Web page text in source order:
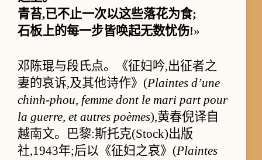
青苔,已不止一次以这些落花为食;
石板上的每一步皆唤起无数忧伤!»
邓陈琨与段氏点。《征妇吟,出征者之
妻的哀诉,及其他诗作》(Plaintes d’une
chinh-phou, femme dont le mari part pour
la guerre, et autres poèmes),黄春倪译自
越南文。巴黎:斯托克(Stock)出版
社,1943年;后以《征妇之哀》(Plaintes